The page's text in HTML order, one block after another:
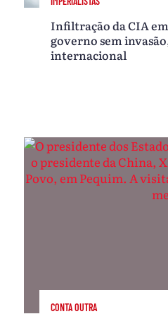
Infiltração da CIA
governo sem
internacional
CONTA OUTRA